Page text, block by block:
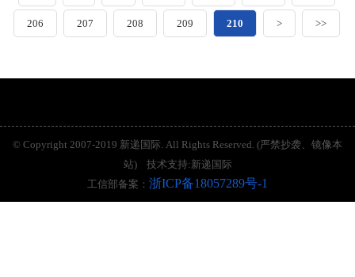
206 207 208 209 210 > >>
© Copyright 2007-2019 新递国际. All Rights Reserved. (严禁抄袭、镜像本
站) 技术支持:新递国际
工信部备案： 浙ICP备18057289号-1